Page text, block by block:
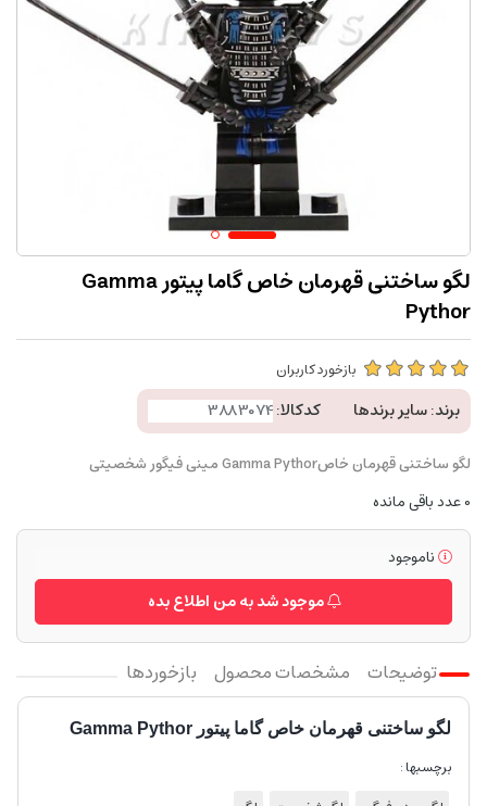
لگو ساختنی قهرمان خاص گاما پیتور Gamma
Pythor
بازخورد کاربران
برند:سایر برندها کدکالا:
لگو ساختنی قهرمان خاصGamma Pythor مینی فیگور شخصیتی
0عدد باقی مانده
ناموجود
موجود شد به من اطلاع بده
توضیحات مشخصات محصول بازخوردها
لگو ساختنی قهرمان خاص گاما پیتور Gamma Pythor
برچسبها :